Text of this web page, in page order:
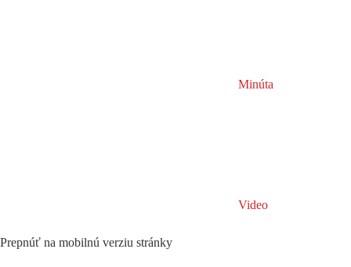
Minúta
Video
Prepnúť na mobilnú verziu stránky